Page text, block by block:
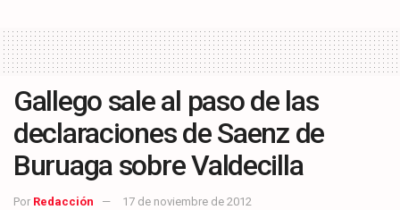
Gallego sale al paso de las
declaraciones de Saenz de
Buruaga sobre Valdecilla
Por Redacción 17 de noviembre de 2012